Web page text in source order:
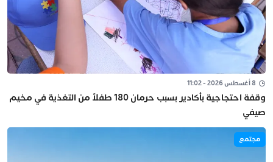
8 أغسطس 2026 - 11:02
وقفة احتجاجية بأكادير بسبب حرمان 180 طفلاً من التغذية في مخيم
صيفي
مجتمع